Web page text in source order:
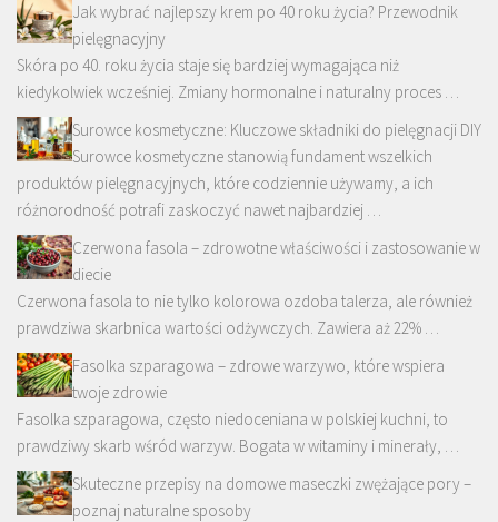
Jak wybrać najlepszy krem po 40 roku życia? Przewodnik
pielęgnacyjny
Skóra po 40. roku życia staje się bardziej wymagająca niż
kiedykolwiek wcześniej. Zmiany hormonalne i naturalny proces …
Surowce kosmetyczne: Kluczowe składniki do pielęgnacji DIY
Surowce kosmetyczne stanowią fundament wszelkich
produktów pielęgnacyjnych, które codziennie używamy, a ich
różnorodność potrafi zaskoczyć nawet najbardziej …
Czerwona fasola – zdrowotne właściwości i zastosowanie w
diecie
Czerwona fasola to nie tylko kolorowa ozdoba talerza, ale również
prawdziwa skarbnica wartości odżywczych. Zawiera aż 22% …
Fasolka szparagowa – zdrowe warzywo, które wspiera
twoje zdrowie
Fasolka szparagowa, często niedoceniana w polskiej kuchni, to
prawdziwy skarb wśród warzyw. Bogata w witaminy i minerały, …
Skuteczne przepisy na domowe maseczki zwężające pory –
poznaj naturalne sposoby